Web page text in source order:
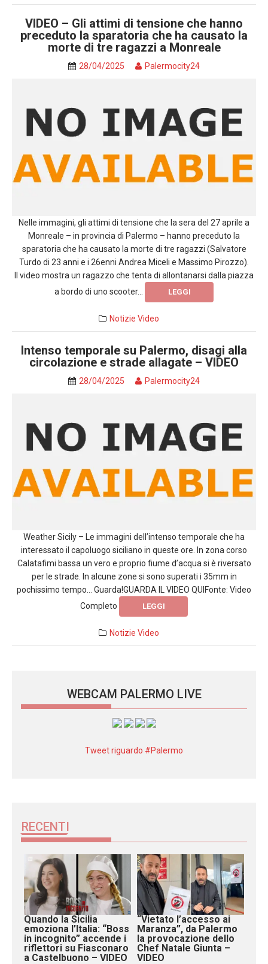
VIDEO – Gli attimi di tensione che hanno
preceduto la sparatoria che ha causato la
morte di tre ragazzi a Monreale
28/04/2025 Palermocity24
Nelle immagini, gli attimi di tensione che la sera del 27 aprile a
Monreale – in provincia di Palermo – hanno preceduto la
sparatoria che ha causato la morte di tre ragazzi (Salvatore
Turdo di 23 anni e i 26enni Andrea Miceli e Massimo Pirozzo).
Il video mostra un ragazzo che tenta di allontanarsi dalla piazza
a bordo di uno scooter...
LEGGI
Notizie Video
Intenso temporale su Palermo, disagi alla
circolazione e strade allagate – VIDEO
28/04/2025 Palermocity24
Weather Sicily – Le immagini dell’intenso temporale che ha
interessato il capoluogo siciliano in queste ore. In zona corso
Calatafimi bassa un vero e proprio fiume d’acqua si è riversato
per le strade. In alcune zone si sono superati i 35mm in
pochissimo tempo… Guarda!GUARDA IL VIDEO QUIFonte: Video
Completo
LEGGI
Notizie Video
WEBCAM PALERMO LIVE
Tweet riguardo #Palermo
RECENTI
Quando la Sicilia
emoziona l’Italia: “Boss
in incognito” accende i
riflettori su Fiasconaro
a Castelbuono – VIDEO
“Vietato l’accesso ai
Maranza”, da Palermo
la provocazione dello
Chef Natale Giunta –
VIDEO